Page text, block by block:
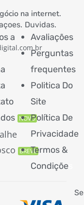
na internet.
a
NOVO
BREVE
Duvidas.
Avaliações
Perguntas
frequentes
Politica Do
Site
Política De
Privacidade
Termos &
Condiçõe